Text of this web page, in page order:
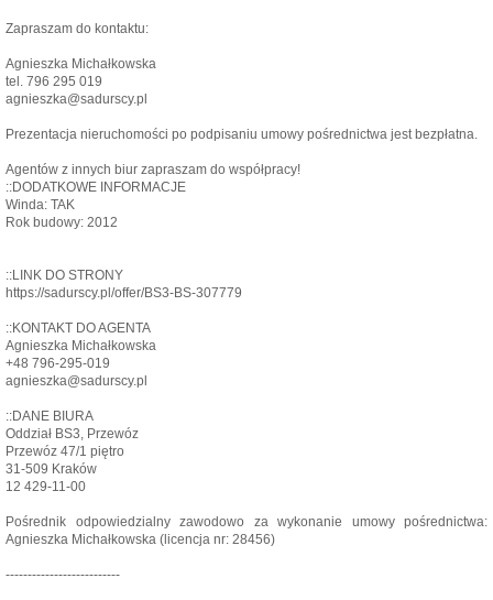
Zapraszam do kontaktu:
Agnieszka Michałkowska
tel. 796 295 019
agnieszka@sadurscy.pl
Prezentacja nieruchomości po podpisaniu umowy pośrednictwa jest bezpłatna.
Agentów z innych biur zapraszam do współpracy!
::DODATKOWE INFORMACJE
Winda: TAK
Rok budowy: 2012
::LINK DO STRONY
https://sadurscy.pl/offer/BS3-BS-307779
::KONTAKT DO AGENTA
Agnieszka Michałkowska
+48 796-295-019
agnieszka@sadurscy.pl
::DANE BIURA
Oddział BS3, Przewóz
Przewóz 47/1 piętro
31-509 Kraków
12 429-11-00
Pośrednik odpowiedzialny zawodowo za wykonanie umowy pośrednictwa:
Agnieszka Michałkowska (licencja nr: 28456)
--------------------------